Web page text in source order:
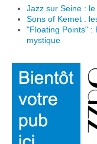
Jazz sur Seine :
Sons of Kemet :
"Floating Points" :
mystique